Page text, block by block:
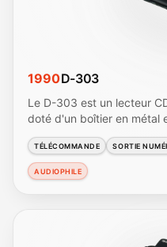
1990D-303
Le D-303 est un lecteur
doté d'un boîtier en métal
TÉLÉCOMMANDE SORTIE
AUDIOPHILE